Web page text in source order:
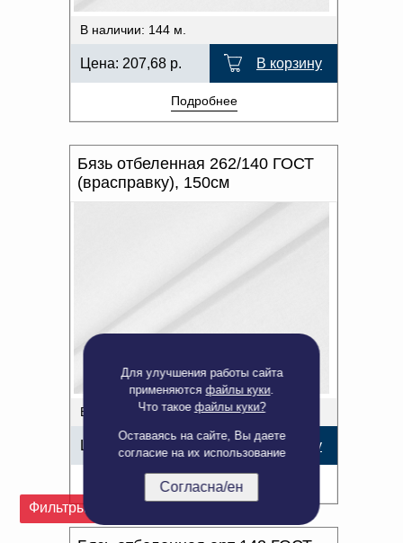
Для улучшения работы сайта
применяютсяфайлы куки.
Что такое файлы куки?
Оставаясь на сайте, Вы даете
согласие на их использование
Согласна/ен
Фильтры
В наличии: 144 м.
Цена: 207,68 р. В корзину
Подробнее
Бязь отбеленная 262/140 ГОСТ
(врасправку), 150см
В наличии: >1000 м.
Цена: В корзину
Подробнее